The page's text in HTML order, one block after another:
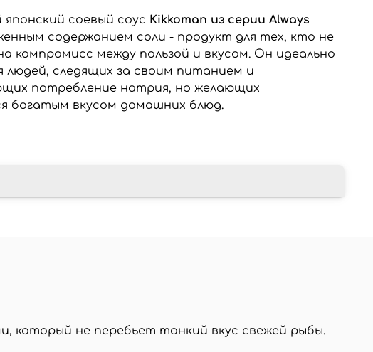
соевый соус Kikkoman из серии Always
содержанием соли - продукт для тех, кто не
компромисс между пользой и вкусом. Он идеально
людей, следящих за своим питанием и
потребление натрия, но желающих
богатым вкусом домашних блюд.
который не перебьет тонкий вкус свежей рыбы.